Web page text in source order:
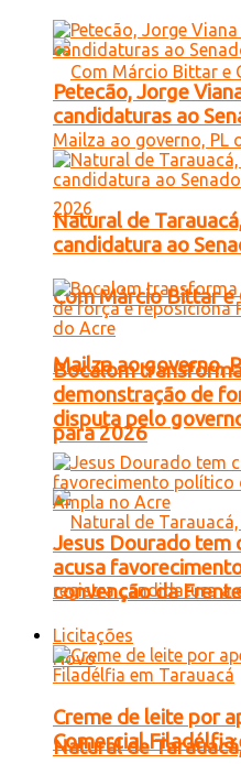
Com Márcio Bittar e
Mailza ao governo,
para 2026
Natural de
Petecão, Jorge
candidaturas ao
Natural de
candidatura ao
Bocalom
demonstração de
disputa pelo
Jesus Dourado tem
acusa
convenção da
Licitações
Creme de leite por
Comercial Filadélfia